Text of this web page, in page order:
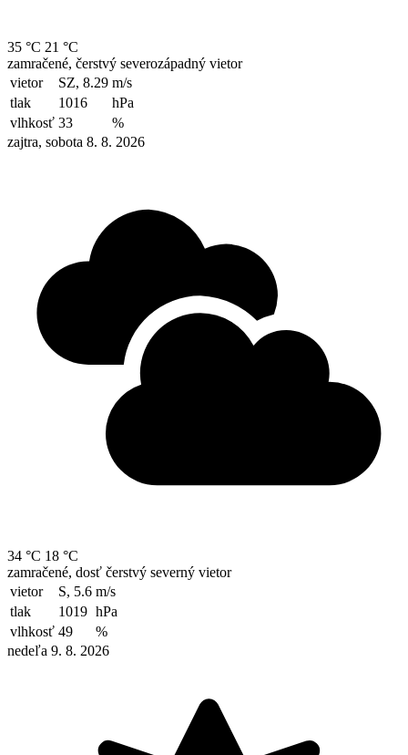
35 °C 21 °C
zamračené, čerstvý severozápadný vietor
vietor
SZ, 8.29 m/s
tlak
1016
hPa
vlhkosť 33
%
zajtra, sobota 8. 8. 2026
34 °C 18 °C
zamračené, dosť čerstvý severný vietor
vietor
S, 5.6 m/s
tlak
1019 hPa
vlhkosť 49
%
nedeľa 9. 8. 2026